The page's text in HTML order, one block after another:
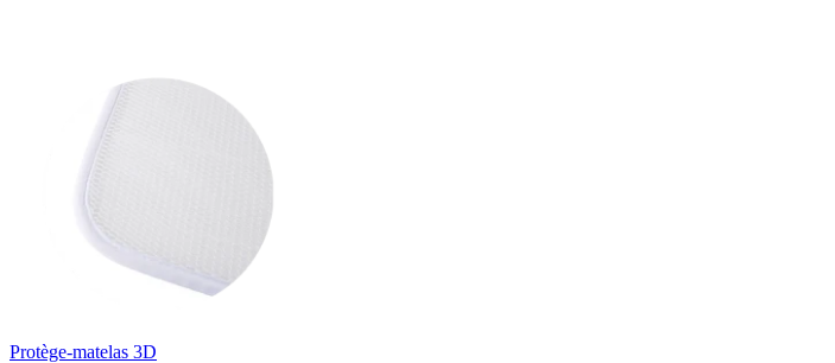
Protège-matelas 3D